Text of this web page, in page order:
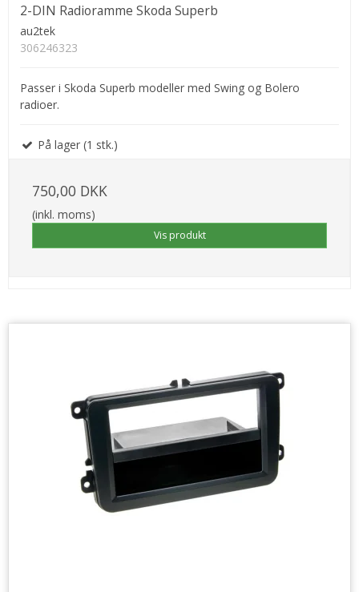
2-DIN Radioramme Skoda Superb
au2tek
306246323
Passer i Skoda Superb modeller med Swing og Bolero
radioer.
På lager (1 stk.)
750,00 DKK
(inkl. moms)
Vis produkt